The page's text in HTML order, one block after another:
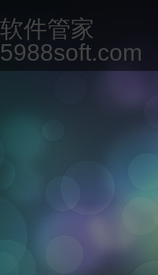
软件管家
5988soft.com